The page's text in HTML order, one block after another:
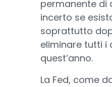
permanente di
incerto se
soprattutto
eliminare tutti i
quest’anno.
La Fed, come